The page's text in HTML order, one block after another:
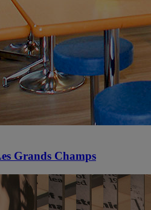
Grands Champs